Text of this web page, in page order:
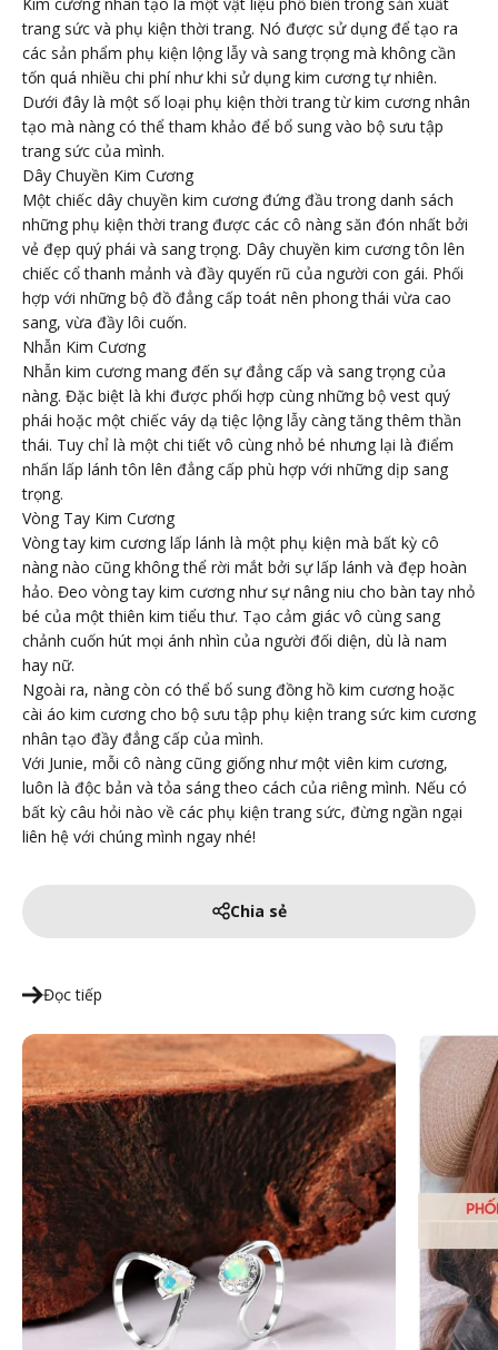
trang sức và phụ kiện thời trang. Nó được sử dụng để tạo ra
các sản phẩm phụ kiện lộng lẫy và sang trọng mà không cần
tốn quá nhiều chi phí như khi sử dụng kim cương tự nhiên.
Dưới đây là một số loại phụ kiện thời trang từ kim cương nhân
tạo mà nàng có thể tham khảo để bổ sung vào bộ sưu tập
trang sức của mình.
Dây Chuyền Kim Cương
Một chiếc dây chuyền kim cương đứng đầu trong danh sách
những phụ kiện thời trang được các cô nàng săn đón nhất bởi
vẻ đẹp quý phái và sang trọng. Dây chuyền kim cương tôn lên
chiếc cổ thanh mảnh và đầy quyến rũ của người con gái. Phối
hợp với những bộ đồ đẳng cấp toát nên phong thái vừa cao
sang, vừa đầy lôi cuốn.
Nhẫn Kim Cương
Nhẫn kim cương mang đến sự đẳng cấp và sang trọng của
nàng. Đặc biệt là khi được phối hợp cùng những bộ vest quý
phái hoặc một chiếc váy dạ tiệc lộng lẫy càng tăng thêm thần
thái. Tuy chỉ là một chi tiết vô cùng nhỏ bé nhưng lại là điểm
nhấn lấp lánh tôn lên đẳng cấp phù hợp với những dịp sang
trọng.
Vòng Tay Kim Cương
Vòng tay kim cương lấp lánh là một phụ kiện mà bất kỳ cô
nàng nào cũng không thể rời mắt bởi sự lấp lánh và đẹp hoàn
hảo. Đeo vòng tay kim cương như sự nâng niu cho bàn tay nhỏ
bé của một thiên kim tiểu thư. Tạo cảm giác vô cùng sang
chảnh cuốn hút mọi ánh nhìn của người đối diện, dù là nam
hay nữ.
Ngoài ra, nàng còn có thể bổ sung đồng hồ kim cương hoặc
cài áo kim cương cho bộ sưu tập phụ kiện trang sức kim cương
nhân tạo đầy đẳng cấp của mình.
Với Junie, mỗi cô nàng cũng giống như một viên kim cương,
luôn là độc bản và tỏa sáng theo cách của riêng mình. Nếu có
bất kỳ câu hỏi nào về các phụ kiện trang sức, đừng ngần ngại
liên hệ với chúng mình ngay nhé!
Chia sẻ
Đọc tiếp